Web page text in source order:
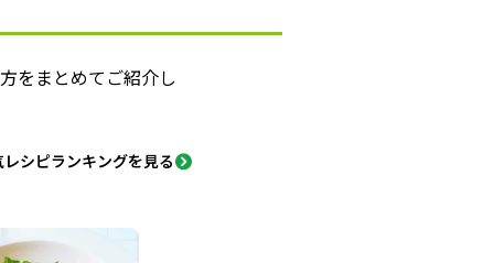
をまとめてご紹介し
シピランキングを見る